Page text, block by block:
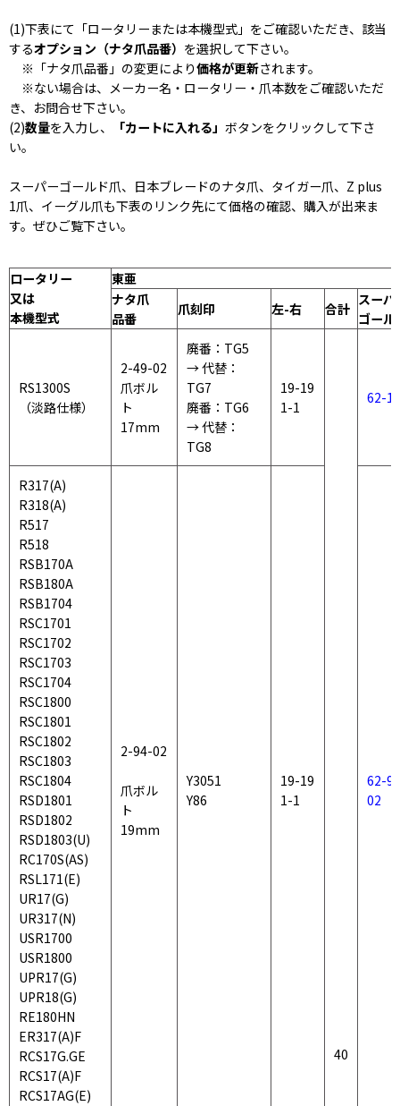
(1)下表にて「ロータリーまたは本機型式」をご確認いただき、該当
するオプション（ナタ爪品番） を選択して下さい。
※「ナタ爪品番」の変更により価格が更新されます。
※ない場合は、メーカー名・ロータリー・爪本数をご確認いただ
き、お問合せ下さい。
(2)数量を入力し、 「カートに入れる」 ボタンをクリックして下さ
い。
スーパーゴールド爪、日本ブレードのナタ爪、タイガー爪、Z plus
1爪、イーグル爪も下表のリンク先にて価格の確認、購入が出来ま
す。ぜひご覧下さい。
ロータリー
又は
本機型式
東亜
ナタ爪
品番
爪刻印 左-右 合計
スーパ
ゴール
RS1300S
（淡路仕様）
2-49-02
爪ボル
ト
17mm
廃番：TG5
→ 代替：
TG7
廃番：TG6
→ 代替：
TG8
19-19
1-1
40
62-
R317(A)
R318(A)
R517
R518
RSB170A
RSB180A
RSB1704
RSC1701
RSC1702
RSC1703
RSC1704
RSC1800
RSC1801
RSC1802
RSC1803
RSC1804
RSD1801
RSD1802
RSD1803(U)
RC170S(AS)
RSL171(E)
UR17(G)
UR317(N)
USR1700
USR1800
UPR17(G)
UPR18(G)
RE180HN
ER317(A)F
RCS17G.GE
RCS17(A)F
RCS17AG(E)
2-94-02
爪ボル
ト
19mm
Y3051
Y86
19-19
1-1
62-
02